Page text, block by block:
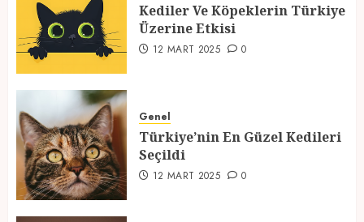
12 MART 2025 0
3
Seçildi
12 MART 2025 0
Kediler Ve Köpeklerin Türkiye
Üzerine Etkisi
12 MART 2025 0
Genel
Türkiye’nin En Güzel Kedileri
Seçildi
12 MART 2025 0